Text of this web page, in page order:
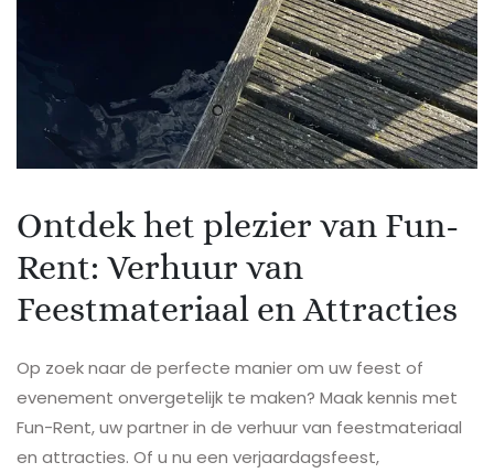
Ontdek het plezier van Fun-
Rent: Verhuur van
Feestmateriaal en Attracties
Op zoek naar de perfecte manier om uw feest of
evenement onvergetelijk te maken? Maak kennis met
Fun-Rent, uw partner in de verhuur van feestmateriaal
en attracties. Of u nu een verjaardagsfeest,